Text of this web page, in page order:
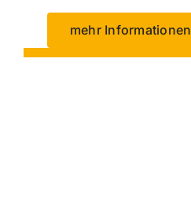
mehr Informationen